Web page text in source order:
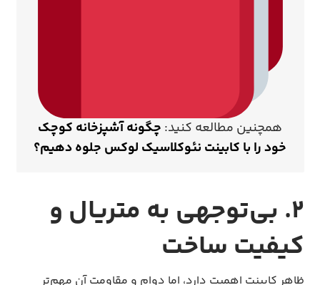
همچنین مطالعه کنید: چگونه آشپزخانه کوچک
خود را با کابینت نئوکلاسیک لوکس جلوه دهیم؟
۲. بی‌توجهی به متریال و
کیفیت ساخت
ظاهر کابینت اهمیت دارد، اما دوام و مقاومت آن مهم‌تر